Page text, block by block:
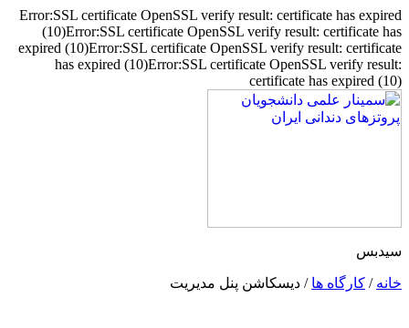
Error:SSL certificate OpenSSL verify result: certificate has expired
(10)Error:SSL certificate OpenSSL verify result: certificate has
expired (10)Error:SSL certificate OpenSSL verify result: certificate
has expired (10)Error:SSL certificate OpenSSL verify result:
certificate has expired (10)پرش
به
سیدبس
خانه / کارگاه ها / دیسکاشن پنل مدیریت